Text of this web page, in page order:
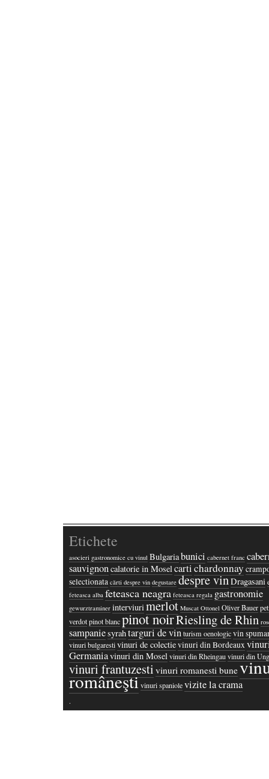
Etichete
asocieri gastronomice cu vinul Bulgariabunici cabernet franc
sauvignoncalatorie in Mosel cartichardonnay
selectionata cărti despre vin degustare despre vinDragasani
feteasca alba feteasca neagra feteasca regala gastronomie
gewurztraminer interviuri merlot Muscat Ottonel Oliver Bauer
verdotpinot blancpinot noirRiesling de Rhin
sampaniesyrahtarguri de vinturism oenologicvin
vinuri bulgarestivinuri de colectievinuri din Bordeaux
Germaniavinuri din Mosel vinuri din Rheingauvinuri din
vinuri frantuzesti vinuri romanesti bune
româneştivinuri spaniolevizite la crama
·